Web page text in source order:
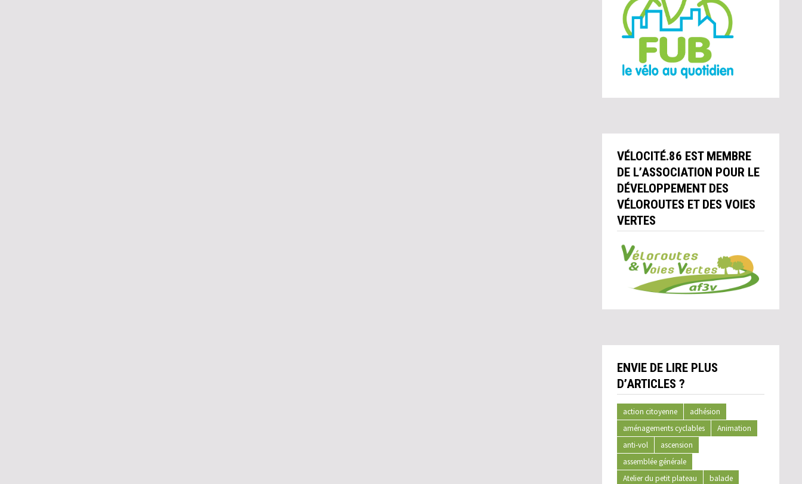
VÉLOCITÉ.86 EST MEMBRE
DE L’ASSOCIATION POUR LE
DÉVELOPPEMENT DES
VÉLOROUTES ET DES VOIES
VERTES
ENVIE DE LIRE PLUS
D’ARTICLES ?
action citoyenne
adhésion
aménagements cyclables
Animation
anti-vol
ascension
assemblée générale
Atelier du petit plateau
balade